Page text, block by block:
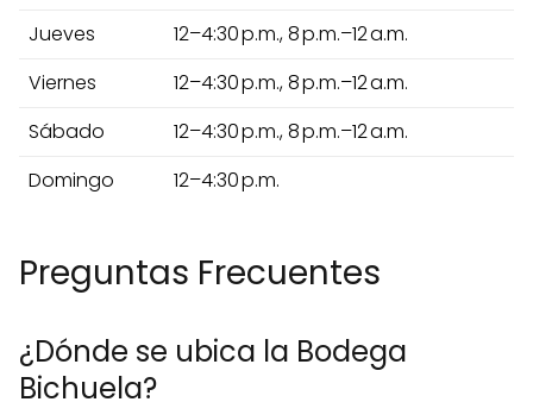
Jueves
12–4:30 p.m., 8 p.m.–12 a.m.
Viernes
12–4:30 p.m., 8 p.m.–12 a.m.
Sábado
12–4:30 p.m., 8 p.m.–12 a.m.
Domingo
12–4:30 p.m.
Preguntas Frecuentes
¿Dónde se ubica la Bodega
Bichuela?